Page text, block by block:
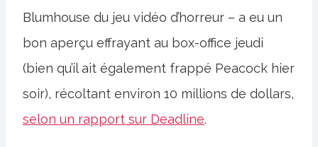
Blumhouse du jeu vidéo d’horreur – a eu un
bon aperçu effrayant au box-office jeudi
(bien qu’il ait également frappé Peacock hier
soir), récoltant environ 10 millions de dollars,
selon un rapport sur Deadline.